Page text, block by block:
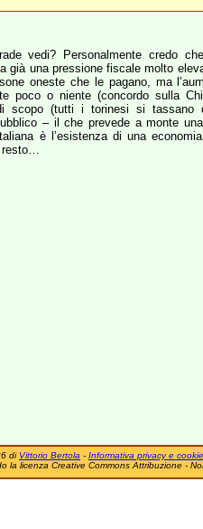
vedi? Personalmente credo
già una pressione fiscale molto
oneste che le pagano, ma
poco o niente (concordo sulla
scopo (tutti i torinesi si
– il che prevede a monte
è l’esistenza di una
resto…
di Vittorio Bertola - Informativa privacy e cookie
la licenza Creative Commons Attribuzione -